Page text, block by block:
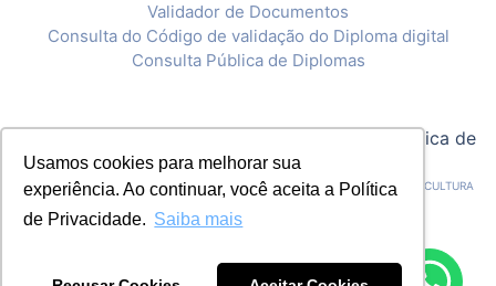
Usamos cookies para melhorar sua
experiência. Ao continuar, você aceita a Política
de Privacidade. Saiba mais
Validador de Documentos
Consulta do Código de validação do Diploma digital
Consulta Pública de Diplomas
Política de
Privacidade
CNPJ: 92.238.914/0001-03 - ASSOCIAÇÃO PELOTENSE DE ASSISTÊNCIA E CULTURA